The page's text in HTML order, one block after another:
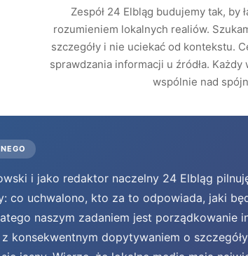
Zespół 24 Elbląg budujemy tak,
rozumieniem lokalnych realiów.
szczegóły i nie uciekać od kontekstu.
sprawdzania informacji u źródła.
wspólnie nad
i jako redaktor naczelny 24 Elbląg
co uchwalono, kto za to odpowiada, jaki
naszym zadaniem jest
konsekwentnym dopytywaniem o